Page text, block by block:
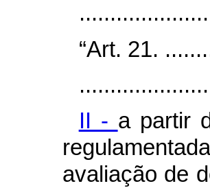
“Art. 21.
II - a partir
avaliação de